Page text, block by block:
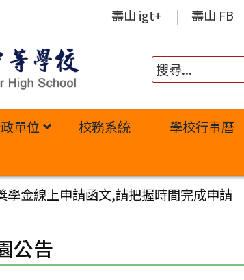
壽山 igt+ 壽山 FB
單位 校務系統 學校行事曆
學金線上申請函文,請把握時間完成申請
公告